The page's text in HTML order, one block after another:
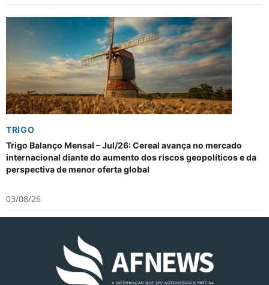
TRIGO
Trigo Balanço Mensal – Jul/26: Cereal avança no mercado
internacional diante do aumento dos riscos geopolíticos e da
perspectiva de menor oferta global
03/08/26